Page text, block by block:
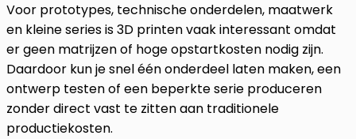
Voor prototypes, technische onderdelen, maatwerk
en kleine series is 3D printen vaak interessant omdat
er geen matrijzen of hoge opstartkosten nodig zijn.
Daardoor kun je snel één onderdeel laten maken, een
ontwerp testen of een beperkte serie produceren
zonder direct vast te zitten aan traditionele
productiekosten.